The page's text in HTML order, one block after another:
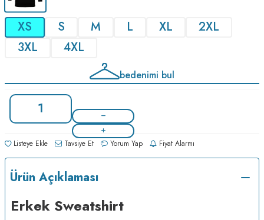
XS S M L XL
2XL
3XL
4XL
bedenimi bul
Listeye Ekle Tavsiye Et Yorum Yap Fiyat Alarmı
Ürün Açıklaması
Erkek Sweatshirt